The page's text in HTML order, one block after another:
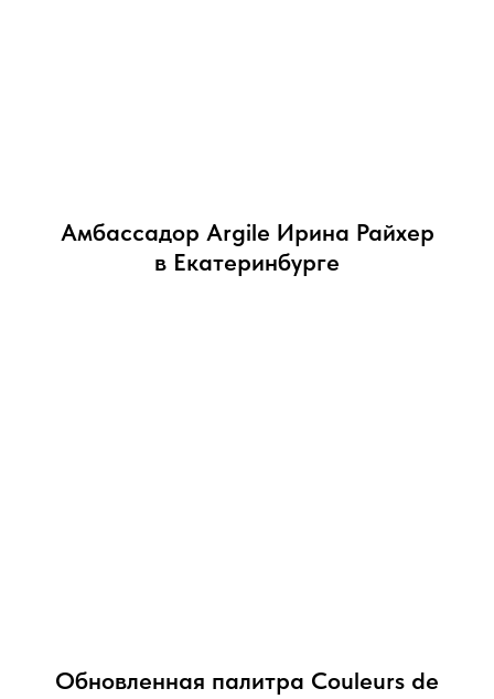
Амбассадор Argile Ирина Райхер
в Екатеринбурге
Обновленная палитра Couleurs de